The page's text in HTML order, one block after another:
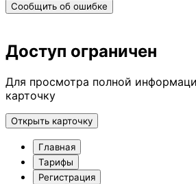
Сообщить об ошибке
Доступ ограничен
Для просмотра полной
карточку
Открыть карточку
Главная
Тарифы
Регистрация